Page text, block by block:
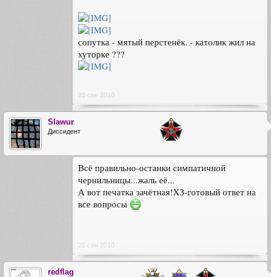
сопутка - мятый перстенёк. - католик жил на
хуторке ???
20 сен 2010
Slawur
Диссидент
Всё правильно-останки симпатичной
чернильницы...жаль её...
А вот печатка зачётная!ХЗ-готовый ответ на
все вопросы
20 сен 2010
redflag